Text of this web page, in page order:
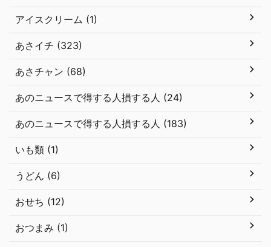
アイスクリーム (1)
あさイチ (323)
あさチャン (68)
あのニュースで得する人損する人 (24)
あのニュースで得する人損する人 (183)
いも類 (1)
うどん (6)
おせち (12)
おつまみ (1)